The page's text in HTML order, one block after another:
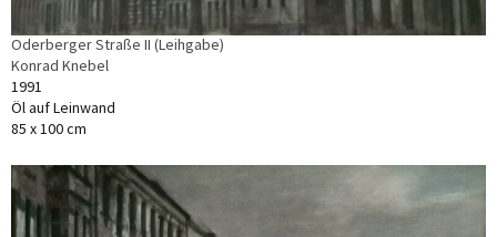
Oderberger Straße II (Leihgabe)
Konrad Knebel
1991
Öl auf Leinwand
85 x 100 cm